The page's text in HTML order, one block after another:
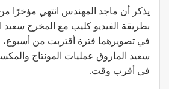
يذكر أن ماجد المهندس انتهي مؤخرًا
بطريقة الفيديو كليب مع المخرج سعيد
في تصويرهما فترة أقتربت من
سعيد الماروق عمليات المونتاج
في أقرب وقت.